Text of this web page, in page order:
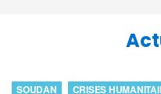
SOUDAN CRISES